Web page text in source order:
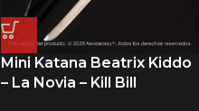
Mini Katana Beatrix Kiddo
– La Novia – Kill Bill